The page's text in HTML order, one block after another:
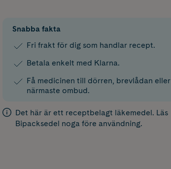
Snabba fakta
Fri frakt för dig som handlar recept.
Betala enkelt med Klarna.
Få medicinen till dörren, brevlådan eller
närmaste ombud.
Det här är ett receptbelagt läkemedel. Läs
Bipacksedel noga före användning.